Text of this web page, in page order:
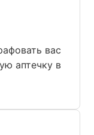
вас
аптечку в